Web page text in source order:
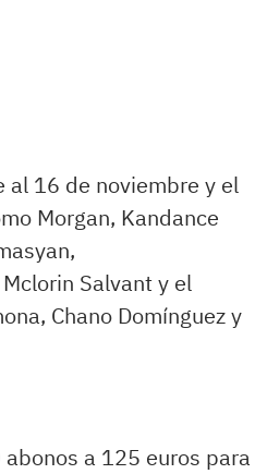
al 16 de noviembre y el
Morgan, Kandance
Salvant y el
Chano Domínguez y
a 125 euros para